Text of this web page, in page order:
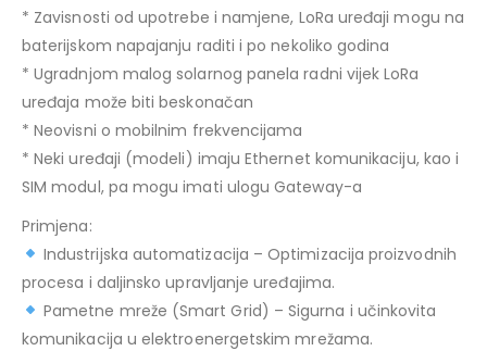
* Zavisnosti od upotrebe i namjene, LoRa uređaji mogu na
baterijskom napajanju raditi i po nekoliko godina
* Ugradnjom malog solarnog panela radni vijek LoRa
uređaja može biti beskonačan
* Neovisni o mobilnim frekvencijama
* Neki uređaji (modeli) imaju Ethernet komunikaciju, kao i
SIM modul, pa mogu imati ulogu Gateway-a
Primjena:
Industrijska automatizacija – Optimizacija proizvodnih
procesa i daljinsko upravljanje uređajima.
Pametne mreže (Smart Grid) – Sigurna i učinkovita
komunikacija u elektroenergetskim mrežama.